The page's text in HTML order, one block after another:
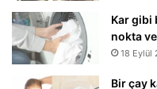
Kar gibi
nokta
18 Eylül
Bir çay